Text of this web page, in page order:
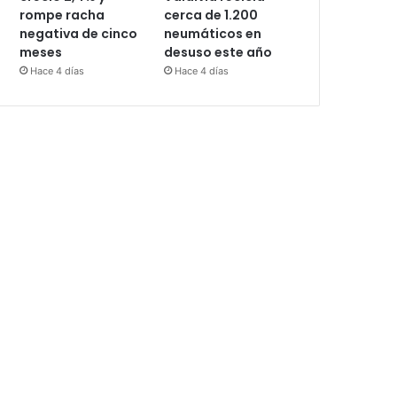
rompe racha
negativa de cinco
meses
Hace 4 días
cerca de 1.200
neumáticos en
desuso este año
Hace 4 días